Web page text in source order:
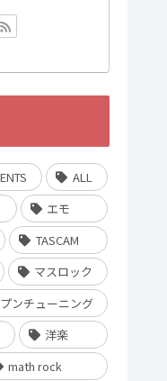
ALL
エモ
TASCAM
マスロック
ンチューニング
洋楽
math rock